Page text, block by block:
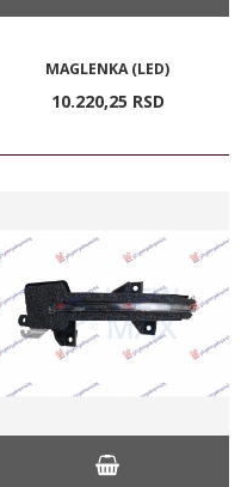
MAGLENKA (LED)
10.220,25 RSD